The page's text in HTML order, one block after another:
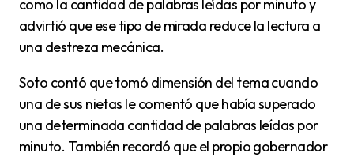
como la cantidad de palabras leídas por minuto y
advirtió que ese tipo de mirada reduce la lectura a
una destreza mecánica.
Soto contó que tomó dimensión del tema cuando
una de sus nietas le comentó que había superado
una determinada cantidad de palabras leídas por
minuto. También recordó que el propio gobernador